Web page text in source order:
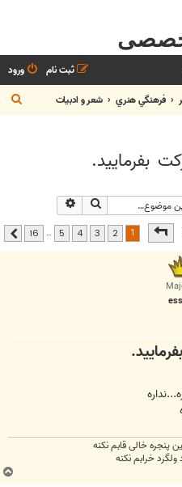
ورود
ثبت نام
فرهنگي هنري شعر و ادبيات
ج
س
بفرماييد.
جستجو
از16
2
3
4
5
…
16 بعدی
خالی قابم نکنه
خرابم نکنه
ب